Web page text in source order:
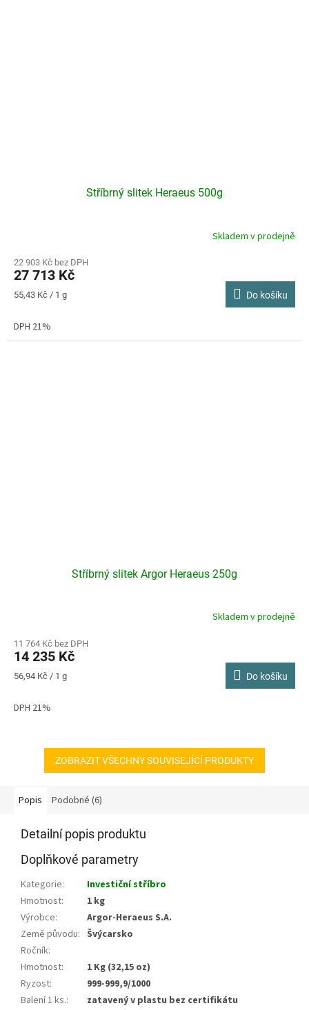
Stříbrný slitek Heraeus 500g
produktu
je
5,0
hvězdiček.
Skladem v prodejně
22 903 Kč bez DPH
27 713 Kč
Měrná
55,43 Kč / 1 g Do košíku
DPH 21%
Stříbrný slitek Argor Heraeus 250g
produktu
je
3,0
hvězdiček.
Skladem v prodejně
11 764 Kč bez DPH
14 235 Kč
Měrná
56,94 Kč / 1 g Do košíku
DPH 21%
ZOBRAZIT VŠECHNY SOUVISEJÍCÍ PRODUKTY
Popis Podobné (6)
Detailní popis produktu
Doplňkové parametry
Kategorie:
Investiční stříbro
Hmotnost:
1 kg
Výrobce:
Argor-Heraeus S.A.
Země původu: Švýcarsko
Ročník:
Hmotnost:
1 Kg (32,15 oz)
Ryzost:
999-999,9/1000
Balení 1 ks.: zatavený v plastu bez certifikátu